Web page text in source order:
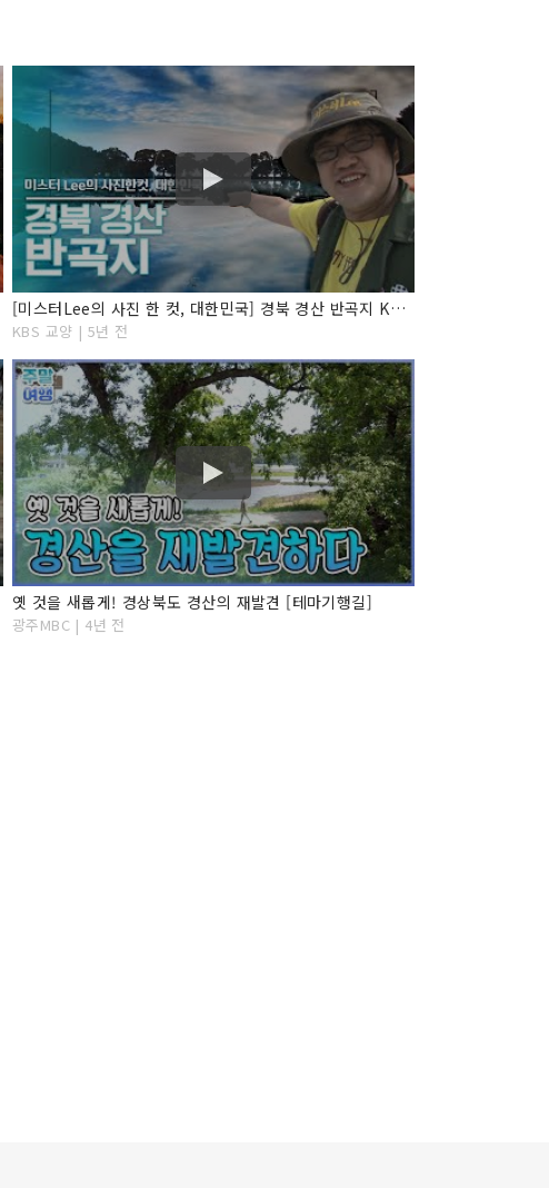
[미스터Lee의 사진 한 컷, 대한민국] 경북 경산 반곡지 KBS 120906 방송
KBS 교양 | 5년 전
옛 것을 새롭게! 경상북도 경산의 재발견 [테마기행길]
광주MBC | 4년 전